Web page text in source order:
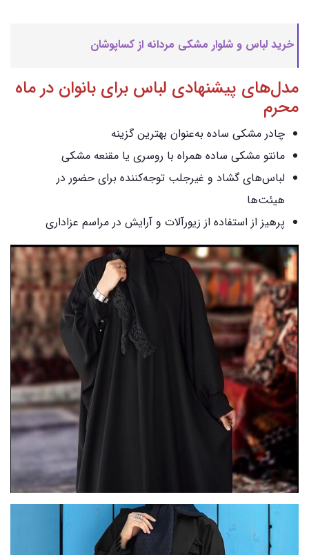
خرید لباس و شلوار مشکی مردانه از کساپوشان
مدل‌های پیشنهادی لباس برای بانوان در ماه
محرم
چادر مشکی ساده به‌عنوان بهترین گزینه
مانتو مشکی ساده همراه با روسری یا مقنعه مشکی
لباس‌های گشاد و غیرجلب توجه‌کننده برای حضور در
هیئت‌ها
پرهیز از استفاده از زیورآلات و آرایش در مراسم عزاداری